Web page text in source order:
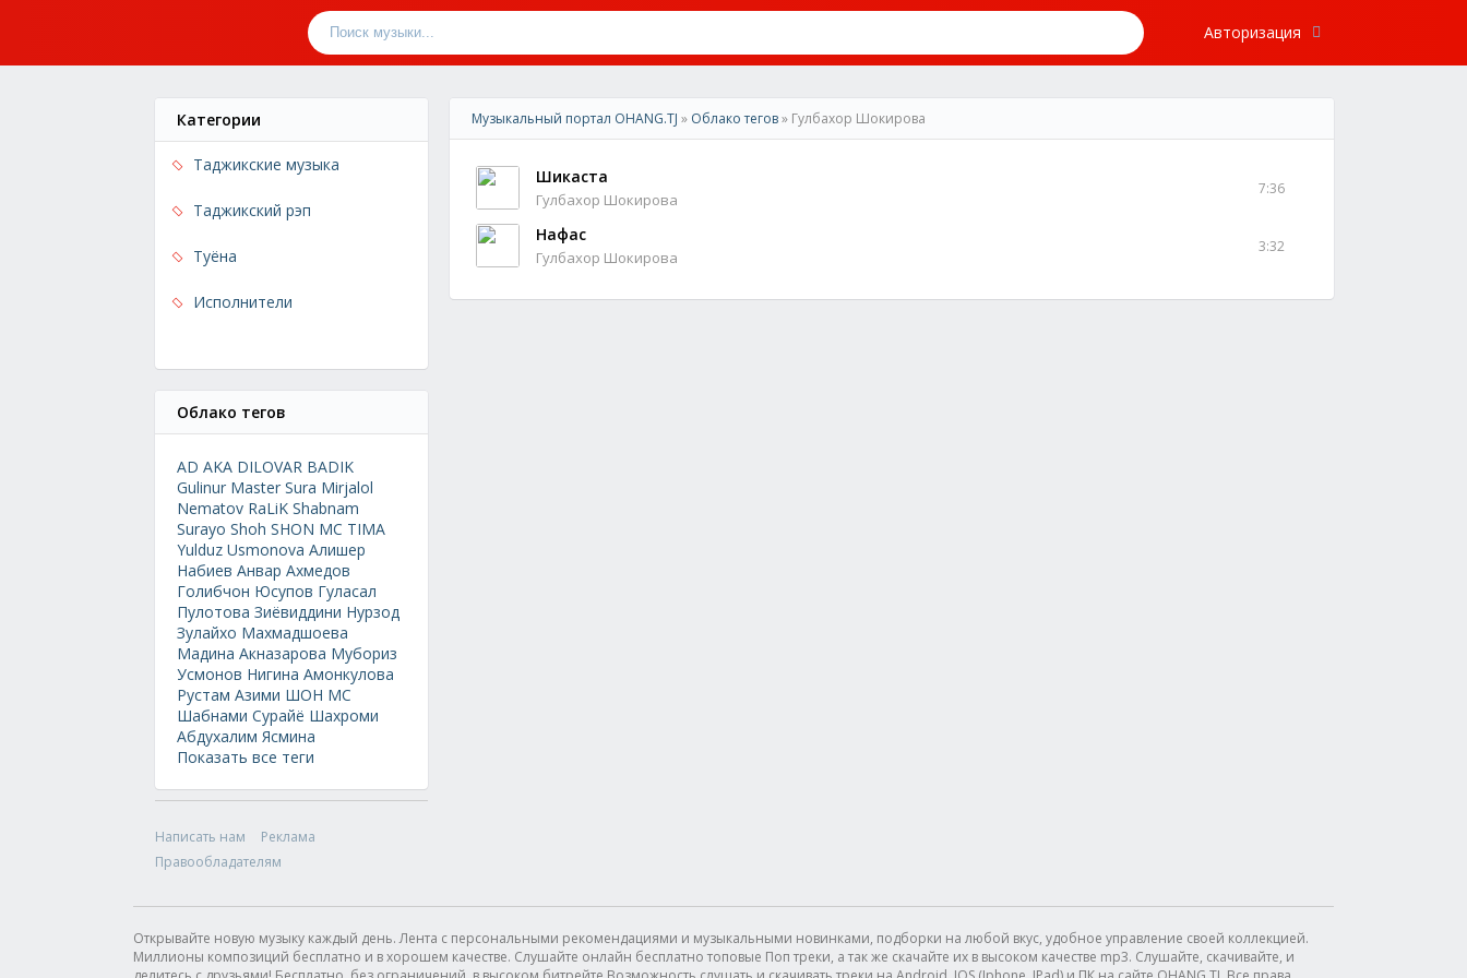
Авторизация
Категории
Таджикские музыка
Таджикский рэп
Туёна
Исполнители
Облако тегов
AD AKA DILOVAR BADIK
Gulinur Master Sura Mirjalol
Nematov RaLiK Shabnam
Surayo Shoh SHON MC TIMA
Yulduz Usmonova Алишер
Набиев Анвар Ахмедов
Голибчон Юсупов Гуласал
Пулотова Зиёвиддини Нурзод
Зулайхо Махмадшоева
Мадина Акназарова Мубориз
Усмонов Нигина Амонкулова
Рустам Азими ШОН МС
Шабнами Сурайё Шахроми
Абдухалим Ясмина
Показать все теги
Написать нам
Реклама
Правообладателям
Музыкальный портал OHANG.TJ » Облако тегов» Гулбахор Шокирова
Шикаста
Гулбахор Шокирова
7:36
Нафас
Гулбахор Шокирова
3:32
Открывайте новую музыку каждый день. Лента с персональными рекомендациями и музыкальными новинками, подборки на любой вкус, удобное управление своей коллекцией.
Миллионы композиций бесплатно и в хорошем качестве. Слушайте онлайн бесплатно топовые Поп треки, а так же скачайте их в высоком качестве mp3. Слушайте, скачивайте, и